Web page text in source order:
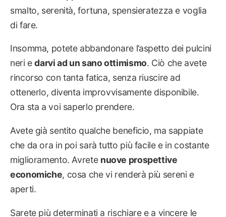
smalto, serenità, fortuna, spensieratezza e voglia
di fare.
Insomma, potete abbandonare l’aspetto dei pulcini
neri edarvi ad un sano ottimismo. Ciò che avete
rincorso con tanta fatica, senza riuscire ad
ottenerlo, diventa improvvisamente disponibile.
Ora sta a voi saperlo prendere.
Avete già sentito qualche beneficio, ma sappiate
che da ora in poi sarà tutto più facile e in costante
miglioramento. Avrete nuove prospettive
economiche, cosa che vi renderà più sereni e
aperti.
Sarete più determinati a rischiare e a vincere le